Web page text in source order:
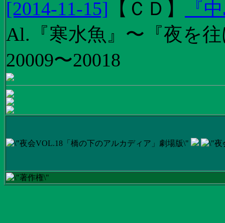
[2014-11-15] 【 ＣＤ 】
『
Al.『寒水魚』〜『夜を
20009〜20018